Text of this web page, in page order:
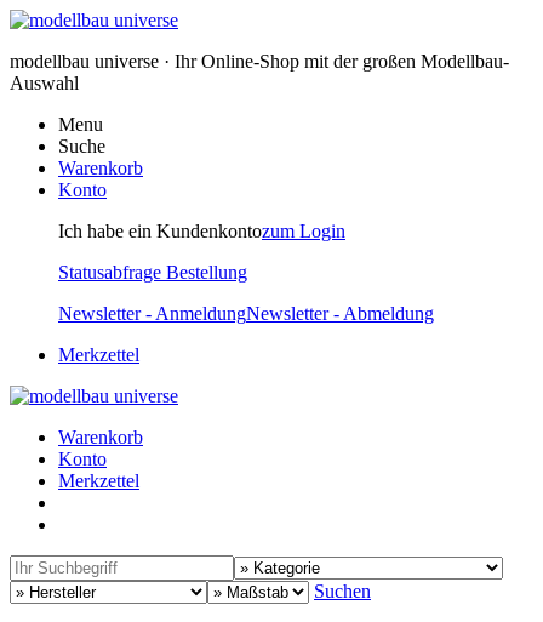
modellbau universe · Ihr Online-Shop mit der großen Modellbau-
Auswahl
Menu
Suche
Warenkorb
Konto
Ich habe ein Kundenkontozum Login
Statusabfrage Bestellung
Newsletter - AnmeldungNewsletter - Abmeldung
Merkzettel
Warenkorb
Konto
Merkzettel
Suchen